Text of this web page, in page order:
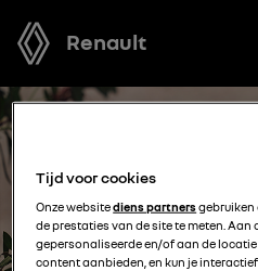
Renault
Tijd voor cookies
Onze websitediens partnersgebruiken
de prestaties van de site te meten. Aan
gepersonaliseerde en/of aan de
content aanbieden, en kun je